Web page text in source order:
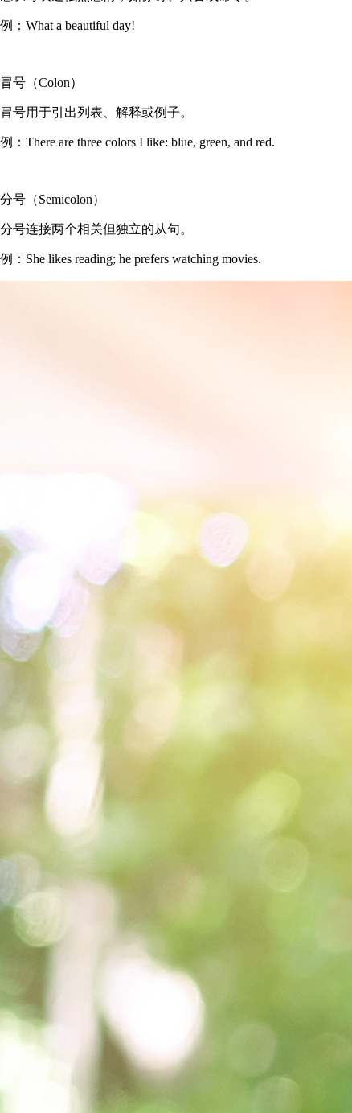
例：What a beautiful day!
冒号（Colon）
冒号用于引出列表、解释或例子。
例：There are three colors I like: blue, green, and red.
分号（Semicolon）
分号连接两个相关但独立的从句。
例：She likes reading; he prefers watching movies.